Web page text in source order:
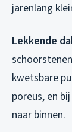
jarenlang
Lekkende
kwetsbare
poreus, en
naar binnen.